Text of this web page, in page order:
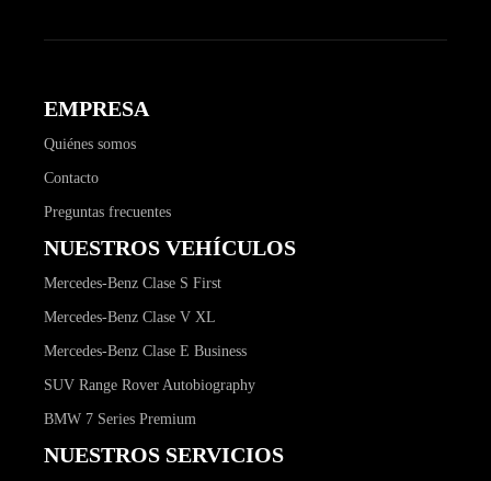
EMPRESA
Quiénes somos
Contacto
Preguntas frecuentes
NUESTROS VEHÍCULOS
Mercedes-Benz Clase S First
Mercedes-Benz Clase V XL
Mercedes-Benz Clase E Business
SUV Range Rover Autobiography
BMW 7 Series Premium
NUESTROS SERVICIOS